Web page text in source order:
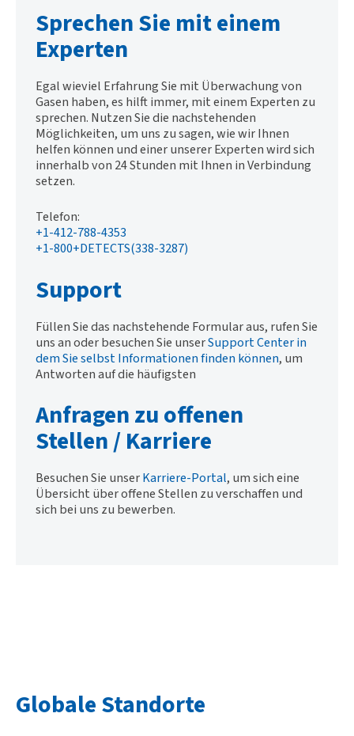
Sprechen Sie mit einem
Experten
Egal wieviel Erfahrung Sie mit Überwachung von
Gasen haben, es hilft immer, mit einem Experten zu
sprechen. Nutzen Sie die nachstehenden
Möglichkeiten, um uns zu sagen, wie wir Ihnen
helfen können und einer unserer Experten wird sich
innerhalb von 24 Stunden mit Ihnen in Verbindung
setzen.
Telefon:
+1-412-788-4353
+1-800+DETECTS(338-3287)
Support
Füllen Sie das nachstehende Formular aus, rufen Sie
uns an oder besuchen Sie unserSupport Center in
dem Sie selbst Informationen finden können, um
Antworten auf die häufigsten
Anfragen zu offenen
Stellen / Karriere
Besuchen Sie unserKarriere-Portal, um sich eine
Übersicht über offene Stellen zu verschaffen und
sich bei uns zu bewerben.
Globale Standorte